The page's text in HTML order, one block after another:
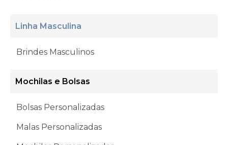
Linha Masculina
Brindes Masculinos
Mochilas e Bolsas
Bolsas Personalizadas
Malas Personalizadas